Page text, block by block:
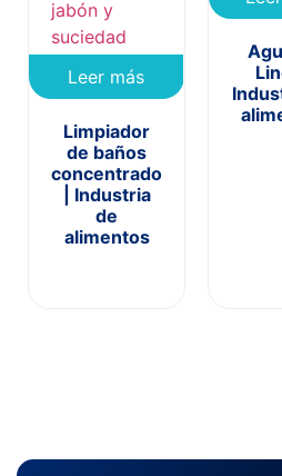
Leer más
Limpiador
de baños
concentrado
| Industria
de
alimentos